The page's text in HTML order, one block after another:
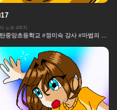
17
노트 4주차
중앙초등학교 #정미숙 강사 #마법의 노
씨 #캐릭터 #아이돌 #액션 #컷만화 #
디자인 #마법 #노트 #채색기법 #연출 #